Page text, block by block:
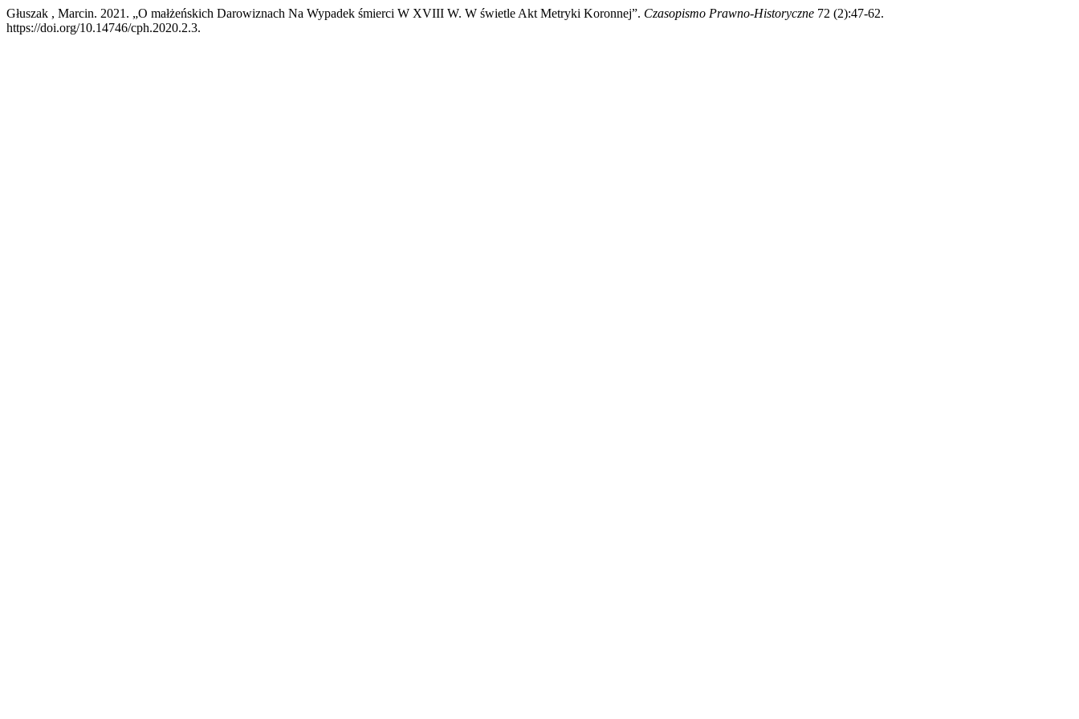
Głuszak , Marcin. 2021. „O małżeńskich Darowiznach Na Wypadek śmierci W XVIII W. W świetle Akt Metryki Koronnej”. Czasopismo Prawno-Historyczne 72 (2):47-62.
https://doi.org/10.14746/cph.2020.2.3.